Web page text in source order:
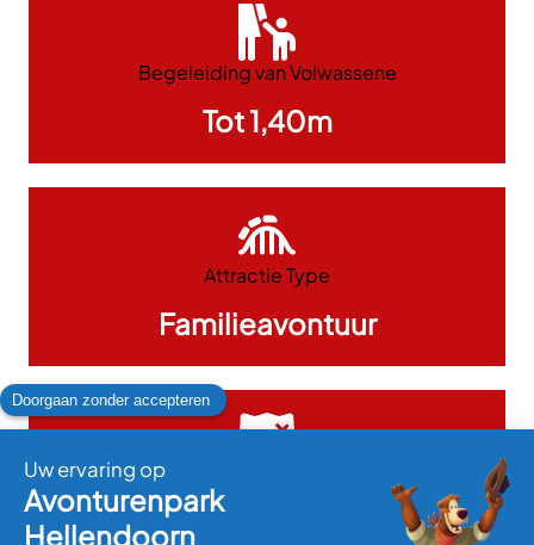
Begeleiding van Volwassene
Tot 1,40m
Attractie Type
Familieavontuur
AvonturenJungle